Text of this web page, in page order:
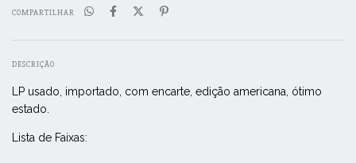
COMPARTILHAR
DESCRIÇÃO
LP usado, importado, com encarte, edição americana, ótimo
estado.
Lista de Faixas: